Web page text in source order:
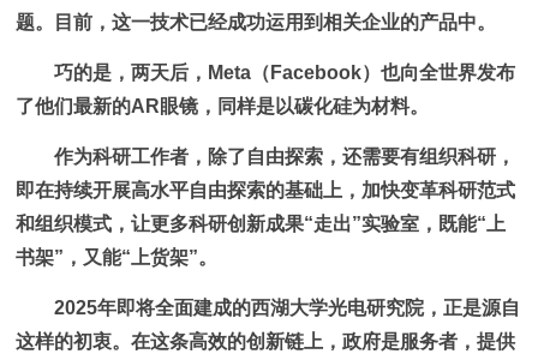
题。目前，这一技术已经成功运用到相关企业的产品中。
巧的是，两天后，Meta（Facebook）也向全世界发布
了他们最新的AR眼镜，同样是以碳化硅为材料。
作为科研工作者，除了自由探索，还需要有组织科研，
即在持续开展高水平自由探索的基础上，加快变革科研范式
和组织模式，让更多科研创新成果“走出”实验室，既能“上
书架”，又能“上货架”。
2025年即将全面建成的西湖大学光电研究院，正是源自
这样的初衷。在这条高效的创新链上，政府是服务者，提供